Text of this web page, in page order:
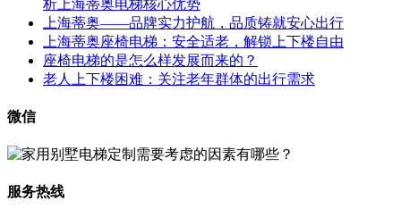
析上海蒂奥电梯核心优势
上海蒂奥——品牌实力护航，品质铸就安心出行
上海蒂奥座椅电梯：安全适老，解锁上下楼自由
座椅电梯的是怎么样发展而来的？
老人上下楼困难：关注老年群体的出行需求
微信
服务热线